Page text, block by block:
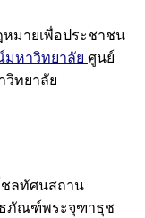
มายเพื่อประชาชน
มหาวิทยาลัย ศูนย์
วิทยาลัย
ลทัศนสถาน
ภัณฑ์พระจุฑาธุช